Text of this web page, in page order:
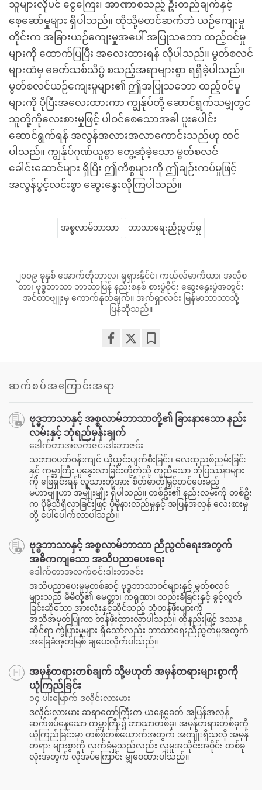
သူများလိုပင် ငွေကြေး၊ အာဏာစသည့် ဦးတည်ချက်နှင့်
စေ့ဆော်မှုများ ရှိပါသည်။ ထိုသို့မတင်ဆက်ဘဲ ယဉ်ကျေးမှု
တိုင်းက အခြားယဉ်ကျေးမှုအပေါ် အပြုသဘော ထည့်ဝင်မှု
များကို ထောက်ပြပြီး အလေးထားရန် လိုပါသည်။ မွတ်စလင်
များထံမှ ခေတ်သစ်သိပ္ပံ စသည့်အရာများစွာ ရရှိခဲ့ပါသည်။
မွတ်စလင်ယဉ်ကျေးမှုများ၏ ဤအပြုသဘော ထည့်ဝင်မှု
များကို ပိုပြီးအလေးထားကာ ကျွန်ုပ်တို့ ဆောင်ရွက်သမျှတွင်
သူတို့ကိုလေးစားမှုဖြင့် ပါဝင်စေသောအခါ ပူးပေါင်း
ဆောင်ရွက်ရန် အလွန်အလားအလာကောင်းသည်ဟု ထင်
ပါသည်။ ကျွန်ုပ်ဂုဏ်ယူစွာ တွေ့ဆုံခဲ့သော မွတ်စလင်
ခေါင်းဆောင်များ ရှိပြီး ဤကိစ္စများကို ဤချဉ်းကပ်မှုဖြင့်
အလွန်ပွင့်လင်းစွာ ဆွေးနွေးလိုကြပါသည်။
အစ္စလာမ်ဘာသာ ဘာသာရေးညီညွတ်မှု
၂၀၀၉ ခုနှစ် အောက်တိုဘာလ၊ ရုရှားနိုင်ငံ၊ ကယ်လ်မာကီယာ၊ အလီစ
တာ၊ ဗုဒ္ဓဘာသာ ဘာသာပြန် နည်းစနစ် စားပွဲဝိုင်း ဆွေးနွေးပွဲအတွင်း
အင်တာဗျူးမှ ကောက်နုတ်ချက်။ အက်ရှာလင်း မြန်မာဘာသာသို့
ပြန်ဆိုသည်။
ဆက်စပ်အကြောင်းအရာ
ဗုဒ္ဓဘာသာနှင့် အစ္စလာမ်ဘာသာတို့၏ ခြားနားသော နည်း
လမ်းနှင့် ဘုံရည်မှန်းချက်
ဒေါက်တာအလက်ဇင်းဒါးဘာဇင်း
သဘာဝပတ်ဝန်းကျင် ယိုယွင်းပျက်စီးခြင်း၊ လေထုညစ်ညမ်းခြင်း
နှင့် ကမ္ဘာကြီး ပူနွေးလာခြင်းတို့ကဲ့သို့ တူညီသော ဘုံပြဿနာများ
ကို ဖြေရှင်းရန် လူသားတို့အား စိတ်ဓာတ်မြှင့်တင်ပေးမည့်
မဟာဗျူဟာ အမျိုးမျိုး ရှိပါသည်။ တစ်ဦး၏ နည်းလမ်းကို တစ်ဦး
က ပိုမိုသိရှိလာခြင်းဖြင့် ပိုမိုနားလည်မှုနှင့် အပြန်အလှန် လေးစားမှု
တို့ ပေါ်ပေါက်လာပါသည်။
ဗုဒ္ဓဘာသာနှင့် အစ္စလာမ်ဘာသာ ညီညွတ်ရေးအတွက်
အဓိကကျသော အသိပညာပေးရေး
ဒေါက်တာအလက်ဇင်းဒါးဘာဇင်း
အသိပညာပေးမှုမှတစ်ဆင့် ဗုဒ္ဓဘာသာဝင်များနှင့် မွတ်စလင်
များသည် မိမိတို့၏ မေတ္တာ၊ ကရုဏာ၊ သည်းခံခြင်းနှင့် ခွင့်လွှတ်
ခြင်းဆိုသော အားလုံးနှင့်ဆိုင်သည့် ဘုံတန်ဖိုးများကို
အသိအမှတ်ပြုကာ တန်ဖိုးထားလာပါသည်။ ထိုနည်းဖြင့် ဒဿန
ဆိုင်ရာ ကွဲပြားမှုများ ရှိသော်လည်း ဘာသာရေးညီညွတ်မှုအတွက်
အခြေခံအုတ်မြစ် ချပေးလိုက်ပါသည်။
အမှန်တရားတစ်ချက် သို့မဟုတ် အမှန်တရားများစွာကို
ယုံကြည်ခြင်း
၁၄ ပါးမြောက် ဒလိုင်းလားမား
ဒလိုင်းလားမား ဆရာတော်ကြီးက ယနေ့ခေတ် အပြန်အလှန်
ဆက်စပ်နေသော ကမ္ဘာကြီး၌ ဘာသာတစ်ခု၊ အမှန်တရားတစ်ခုကို
ယုံကြည်ခြင်းမှာ တစ်စုံတစ်ယောက်အတွက် အကျိုးရှိသလို အမှန်
တရား များစွာကို လက်ခံမှုသည်လည်း လူမှုအသိုင်းအဝိုင်း တစ်ခု
လုံးအတွက် လိုအပ်ကြောင်း မျှဝေထားပါသည်။